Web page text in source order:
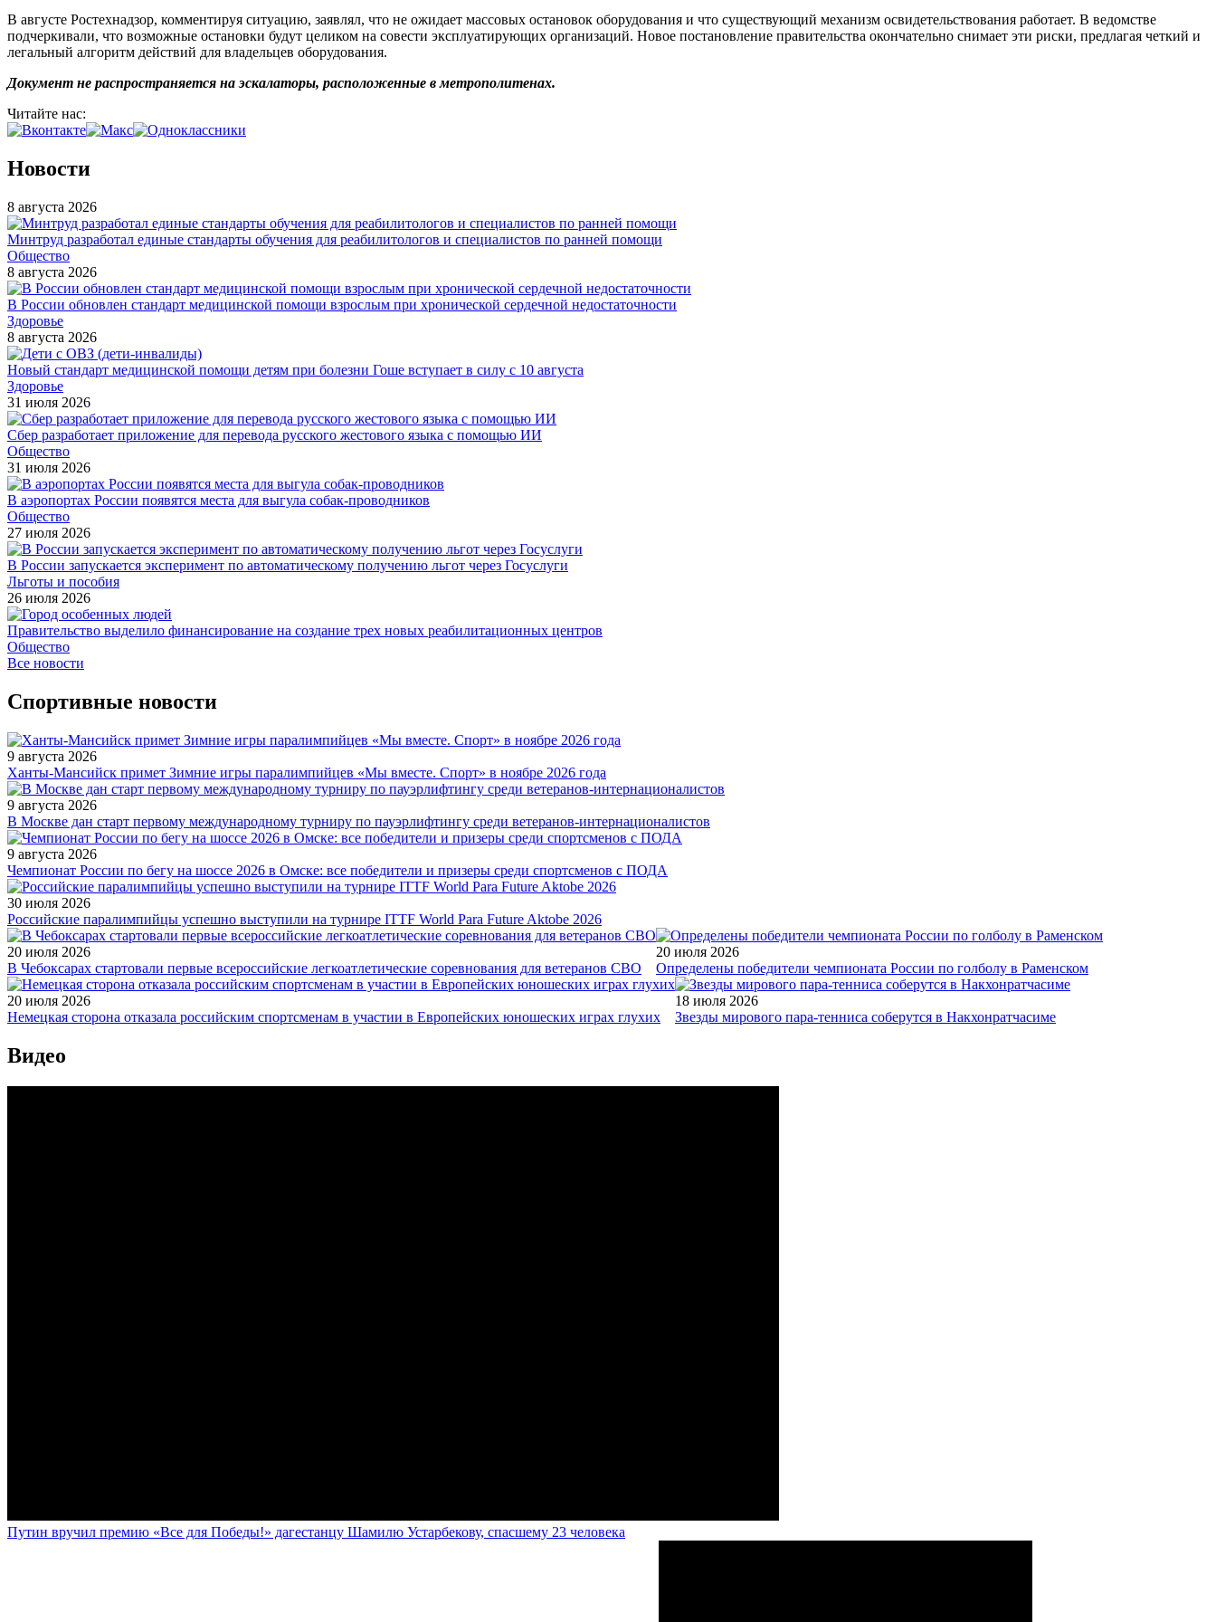
В августе Ростехнадзор, комментируя ситуацию, заявлял, что не ожидает массовых остановок оборудования и что существующий механизм освидетельствования работает. В ведомстве
подчеркивали, что возможные остановки будут целиком на совести эксплуатирующих организаций. Новое постановление правительства окончательно снимает эти риски, предлагая четкий и
легальный алгоритм действий для владельцев оборудования.
Документ не распространяется на эскалаторы, расположенные в метрополитенах.
Читайте нас:
Новости
8 августа 2026
Минтруд разработал единые стандарты обучения для реабилитологов и специалистов по ранней помощи
Общество
8 августа 2026
В России обновлен стандарт медицинской помощи взрослым при хронической сердечной недостаточности
Здоровье
8 августа 2026
Новый стандарт медицинской помощи детям при болезни Гоше вступает в силу с 10 августа
Здоровье
31 июля 2026
Сбер разработает приложение для перевода русского жестового языка с помощью ИИ
Общество
31 июля 2026
В аэропортах России появятся места для выгула собак-проводников
Общество
27 июля 2026
В России запускается эксперимент по автоматическому получению льгот через Госуслуги
Льготы и пособия
26 июля 2026
Правительство выделило финансирование на создание трех новых реабилитационных центров
Общество
Все новости
Спортивные новости
9 августа 2026
Ханты-Мансийск примет Зимние игры паралимпийцев «Мы вместе. Спорт» в ноябре 2026 года
9 августа 2026
В Москве дан старт первому международному турниру по пауэрлифтингу среди ветеранов-интернационалистов
9 августа 2026
Чемпионат России по бегу на шоссе 2026 в Омске: все победители и призеры среди спортсменов с ПОДА
30 июля 2026
Российские паралимпийцы успешно выступили на турнире ITTF World Para Future Aktobe 2026
20 июля 2026
В Чебоксарах стартовали первые всероссийские легкоатлетические соревнования для ветеранов СВО
20 июля 2026
Определены победители чемпионата России по голболу в Раменском
20 июля 2026
Немецкая сторона отказала российским спортсменам в участии в Европейских юношеских играх глухих
18 июля 2026
Звезды мирового пара-тенниса соберутся в Накхонратчасиме
Видео
Путин вручил премию «Все для Победы!» дагестанцу Шамилю Устарбекову, спасшему 23 человека